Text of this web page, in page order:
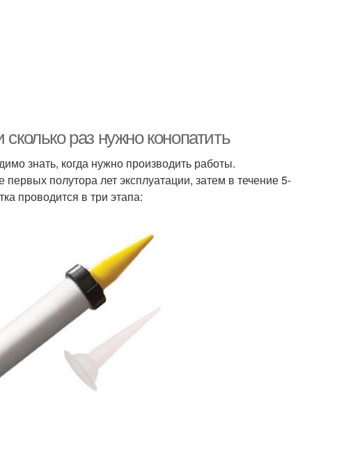
раз нужно конопатить
знать, когда нужно производить работы.
полутора лет эксплуатации, затем в течение 5-
проводится в три этапа: